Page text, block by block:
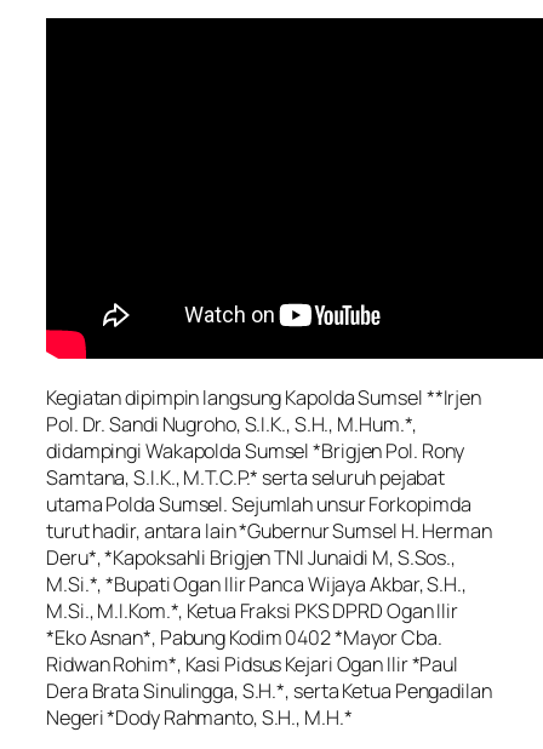
Kegiatan dipimpin langsung Kapolda Sumsel **Irjen
Pol. Dr. Sandi Nugroho, S.I.K., S.H., M.Hum.*,
didampingi Wakapolda Sumsel *Brigjen Pol. Rony
Samtana, S.I.K., M.T.C.P.* serta seluruh pejabat
utama Polda Sumsel. Sejumlah unsur Forkopimda
turut hadir, antara lain *Gubernur Sumsel H. Herman
Deru*, *Kapoksahli Brigjen TNI Junaidi M, S.Sos.,
M.Si.*, *Bupati Ogan Ilir Panca Wijaya Akbar, S.H.,
M.Si., M.I.Kom.*, Ketua Fraksi PKS DPRD Ogan Ilir
*Eko Asnan*, Pabung Kodim 0402 *Mayor Cba.
Ridwan Rohim*, Kasi Pidsus Kejari Ogan Ilir *Paul
Dera Brata Sinulingga, S.H.*, serta Ketua Pengadilan
Negeri *Dody Rahmanto, S.H., M.H.*